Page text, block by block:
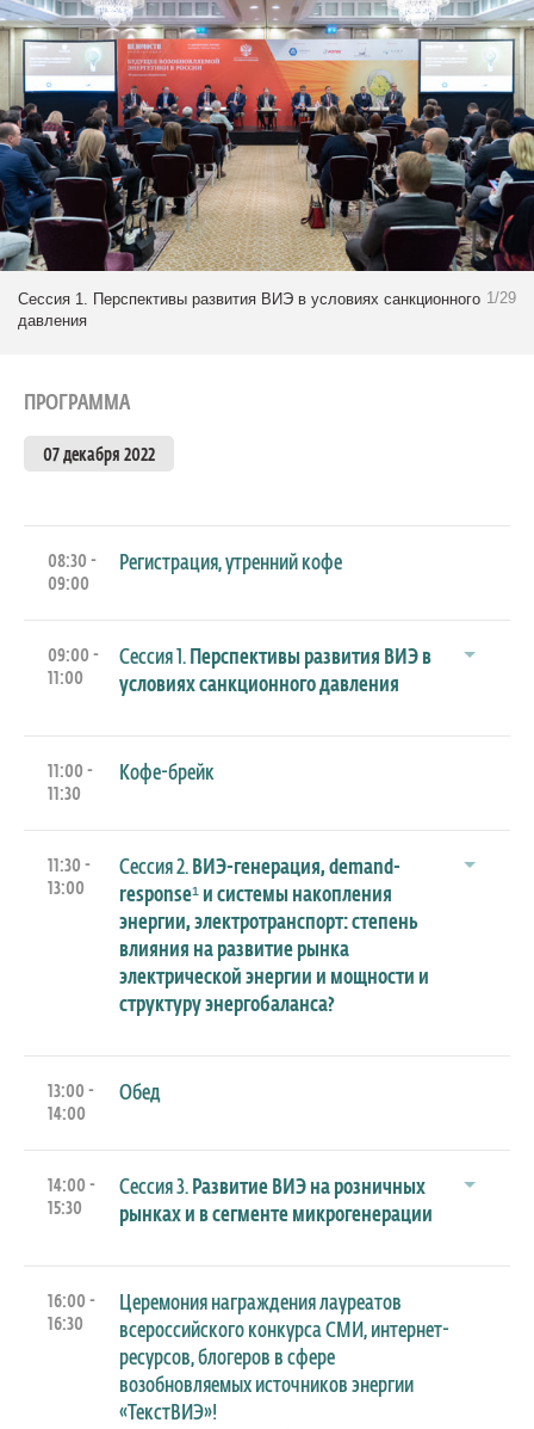
Сессия 1. Перспективы развития ВИЭ в условиях санкционного
давления
1/29
ПРОГРАММА
07 декабря 2022
08:30 -
09:00
Регистрация, утренний кофе
09:00 -
11:00
Сессия 1. Перспективы развития ВИЭ в
условиях санкционного давления
11:00 -
11:30
Кофе-брейк
11:30 -
13:00
Сессия 2. ВИЭ-генерация, demand-
response¹ и системы накопления
энергии, электротранспорт: степень
влияния на развитие рынка
электрической энергии и мощности и
структуру энергобаланса?
13:00 -
14:00
Обед
14:00 -
15:30
Сессия 3. Развитие ВИЭ на розничных
рынках и в сегменте микрогенерации
16:00 -
16:30
Церемония награждения лауреатов
всероссийского конкурса СМИ, интернет-
ресурсов, блогеров в сфере
возобновляемых источников энергии
«ТекстВИЭ»!